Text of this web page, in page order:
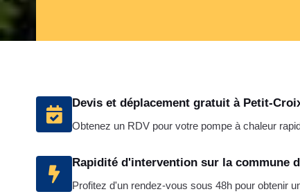
Devis et déplacement gratuit à Petit-
Obtenez un RDV pour votre pompe à chaleur
Rapidité d'intervention sur la commune
Profitez d'un rendez-vous sous 48h pour obtenir